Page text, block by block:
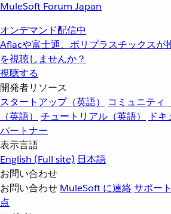
MuleSoft Forum Japan
オンデマンド配信中
Aflacや富士通、ポリプラスチックスが
を視聴しませんか？
視聴する
開発者リソース
スタートアップ（英語）
コミュニティ
（英語）
チュートリアル（英語）
ドキ
パートナー
表示言語
English (Full site) 日本語
お問い合わせ
お問い合わせ MuleSoft に連絡サポー
点